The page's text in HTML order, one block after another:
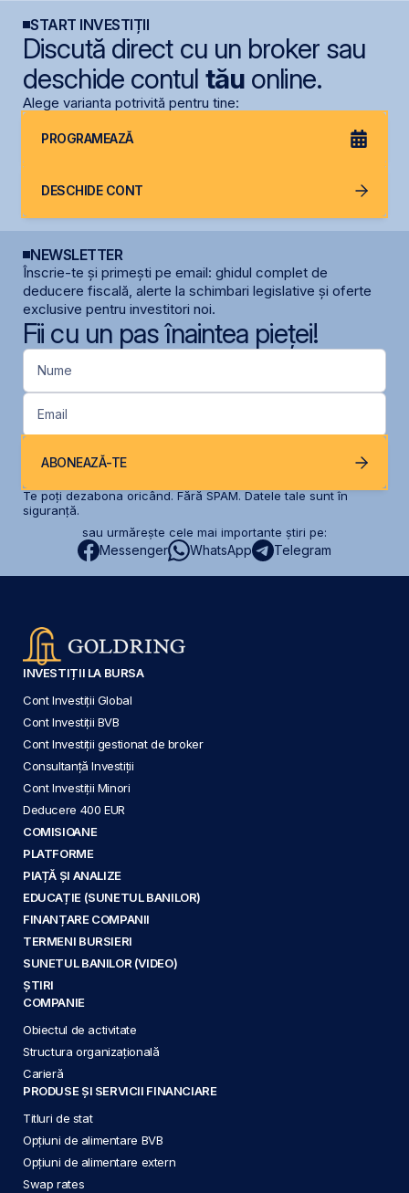
START INVESTIȚII
Discută direct cu un broker sau
deschide contul tăuonline.
Alege varianta potrivită pentru tine:
PROGRAMEAZĂ
DESCHIDE CONT
NEWSLETTER
Înscrie-te și primești pe email: ghidul complet de
deducere fiscală, alerte la schimbari legislative și oferte
exclusive pentru investitori noi.
Fii cu un pas înaintea pieței!
Nume
Email
ABONEAZĂ-TE
Te poți dezabona oricând. Fără SPAM. Datele tale sunt în
siguranță.
sau urmărește cele mai importante știri pe:
Messenger WhatsApp Telegram
INVESTIȚII LA BURSA
Cont Investiții Global
Cont Investiții BVB
Cont Investiții gestionat de broker
Consultanță Investiții
Cont Investiții Minori
Deducere 400 EUR
COMISIOANE
PLATFORME
PIAȚĂ ȘI ANALIZE
EDUCAȚIE (SUNETUL BANILOR)
FINANȚARE COMPANII
TERMENI BURSIERI
SUNETUL BANILOR (VIDEO)
ȘTIRI
COMPANIE
Obiectul de activitate
Structura organizațională
Carieră
PRODUSE ȘI SERVICII FINANCIARE
Titluri de stat
Opțiuni de alimentare BVB
Opțiuni de alimentare extern
Swap rates